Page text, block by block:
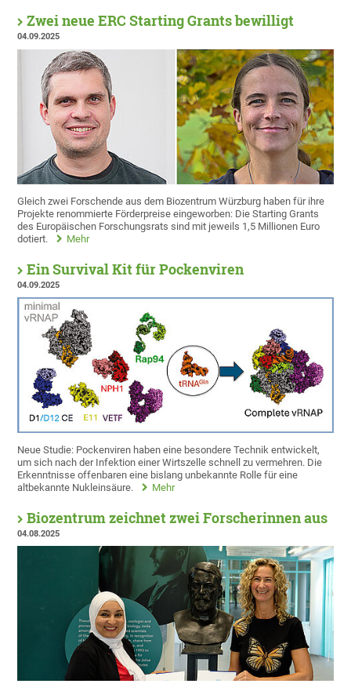
Zwei neue ERC Starting Grants bewilligt
04.09.2025
Gleich zwei Forschende aus dem Biozentrum Würzburg haben für ihre
Projekte renommierte Förderpreise eingeworben: Die Starting Grants
des Europäischen Forschungsrats sind mit jeweils 1,5 Millionen Euro
dotiert.
Mehr
Ein Survival Kit für Pockenviren
04.09.2025
Neue Studie: Pockenviren haben eine besondere Technik entwickelt,
um sich nach der Infektion einer Wirtszelle schnell zu vermehren. Die
Erkenntnisse offenbaren eine bislang unbekannte Rolle für eine
altbekannte Nukleinsäure.
Mehr
Biozentrum zeichnet zwei Forscherinnen aus
04.08.2025